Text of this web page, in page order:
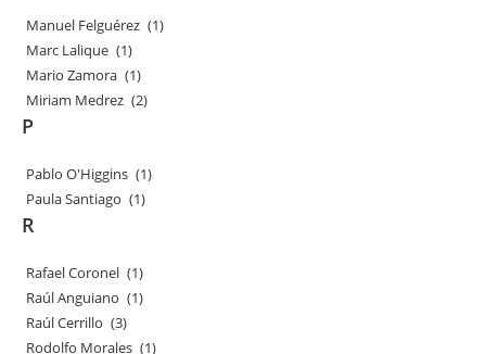
Manuel Felguérez (1)
Marc Lalique (1)
Mario Zamora (1)
Miriam Medrez (2)
P
Pablo O'Higgins (1)
Paula Santiago (1)
R
Rafael Coronel (1)
Raúl Anguiano (1)
Raúl Cerrillo (3)
Rodolfo Morales (1)